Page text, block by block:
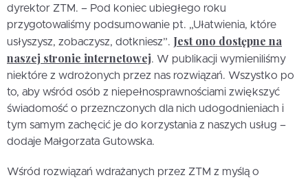
dyrektor ZTM. – Pod koniec ubiegłego roku
przygotowaliśmy podsumowanie pt. „Ułatwienia, które
usłyszysz, zobaczysz, dotkniesz”. Jest ono dostępne na
naszej stronie internetowej. W publikacji wymieniliśmy
niektóre z wdrożonych przez nas rozwiązań. Wszystko po
to, aby wśród osób z niepełnosprawnościami zwiększyć
świadomość o przeznczonych dla nich udogodnieniach i
tym samym zachęcić je do korzystania z naszych usług –
dodaje Małgorzata Gutowska.
Wśród rozwiązań wdrażanych przez ZTM z myślą o